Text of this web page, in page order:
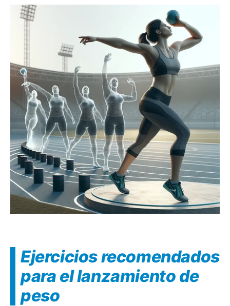
Ejercicios recomendados
para el lanzamiento de
peso